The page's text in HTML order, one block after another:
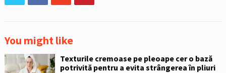
You might like
Texturile cremoase pe pleoape cer o bază
potrivită pentru a evita strângerea în pliuri